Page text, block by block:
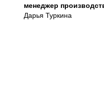
менеджер
Дарья Туркина